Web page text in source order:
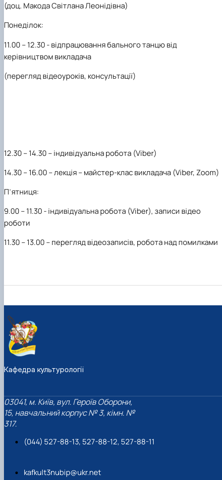
Гурток "Декоративна флористика"
Тріо "ТоНіка"
(доц. Макода СвітланаЛеонідівна)
Понеділок:
11.00 – 12.30 - відпрацювання бального танцю від
керівництвом викладача
(перегляд відеоуроків, консультації)
12.30 – 14.30 – індивідуальна робота (Viber)
14.30 – 16.00 – лекція – майстер-клас викладача (Viber, Zoom)
П᾽ятниця:
9.00 – 11.30 - індивідуальна робота (Viber), записи відео
роботи
11.30 – 13.00 – перегляд відеозаписів, робота над помилками
Кафедра культурології
03041, м. Київ, вул. Героїв Оборони,
15, навчальний корпус № 3, кімн. №
317.
(044) 527-88-13, 527-88-12, 527-88-11
kafkult3nubip@ukr.net